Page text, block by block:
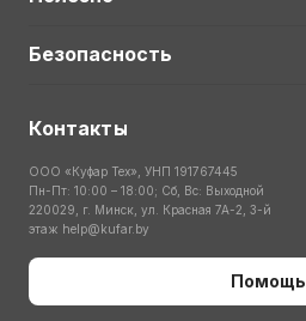
Безопасность
Контакты
ООО «Куфар Тех», УНП 191767445
Пн-Пт: 10:00 – 18:00; Сб, Вс: Выходной
220029, г. Минск, ул. Красная 7А-2, 3-й
этаж help@kufar.by
Помощь